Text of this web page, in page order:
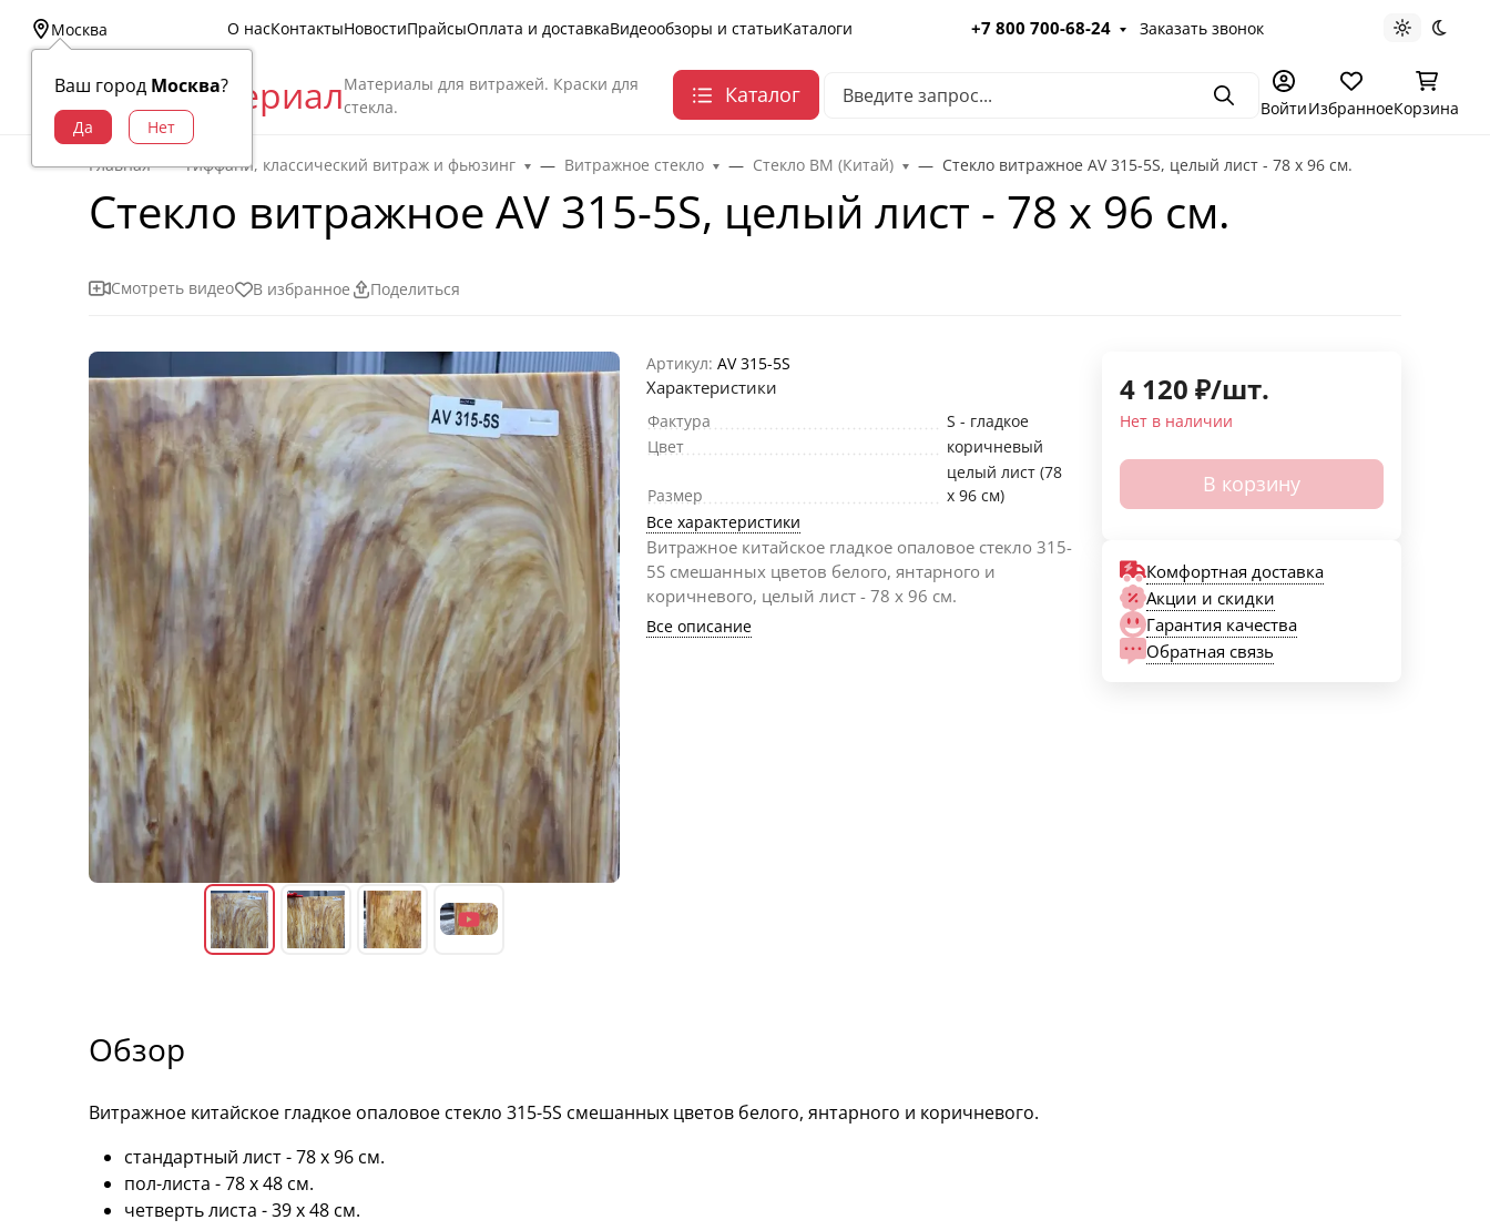
Москва
Ваш город Москва?
О насКонтактыНовостиПрайсыОплата и доставкаВидеообзоры и статьиКаталоги +7 800 700-68-24 Заказать звонок Светлая
Витраж МатериалМатериалы для витражей. Краски для
стекла.
Каталог ПоискВойтиИзбранноеКорзина
Главная Тиффани, классический витраж и фьюзинг Витражное стекло Стекло ВМ (Китай) Стекло витражное AV 315-5S, целый лист - 78 х 96 cм.
Стекло витражное AV 315-5S, целый лист - 78 х 96 cм.
Смотреть видео В избранное Поделиться
Артикул: AV 315-5S
Характеристики
Фактура
S - гладкое
Цвет
коричневый
Размер
целый лист (78
х 96 см)
Все характеристики
Витражное китайское гладкое опаловое стекло 315-
5S смешанных цветов белого, янтарного и
коричневого, целый лист - 78 х 96 cм.
Все описание
4 120 ₽/шт.
Нет в наличии
В корзину
Комфортная доставка
Акции и скидки
Гарантия качества
Обратная связь
Обзор
Витражное китайское гладкое опаловое стекло 315-5S смешанных цветов белого, янтарного и коричневого.
стандартный лист - 78 х 96 cм.
пол-листа - 78 х 48 см.
четверть листа - 39 х 48 см.